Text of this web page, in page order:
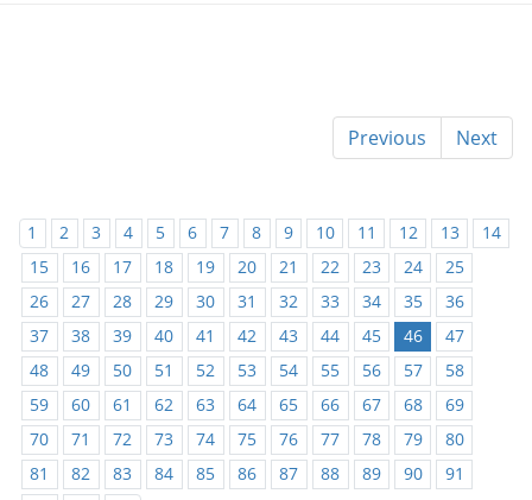
Previous Next
1 2 3 4 5 6 7 8 9 10 11 12 13
14
15
16 17 18 19 20 21 22 23 24
25
26
27 28 29 30 31 32 33 34 35
36
37
38 39 40 41 42 43 44 45 46
47
48
49 50 51 52 53 54 55 56 57
58
59
60 61 62 63 64 65 66 67 68
69
70
71 72 73 74 75 76 77 78 79
80
81
82 83 84 85 86 87 88 89 90
91